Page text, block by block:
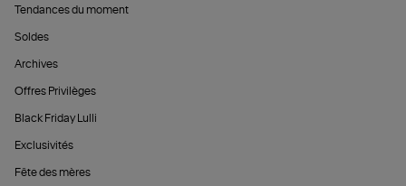
Tendances du moment
Soldes
Archives
Offres Privilèges
Black Friday Lulli
Exclusivités
Fête des mères